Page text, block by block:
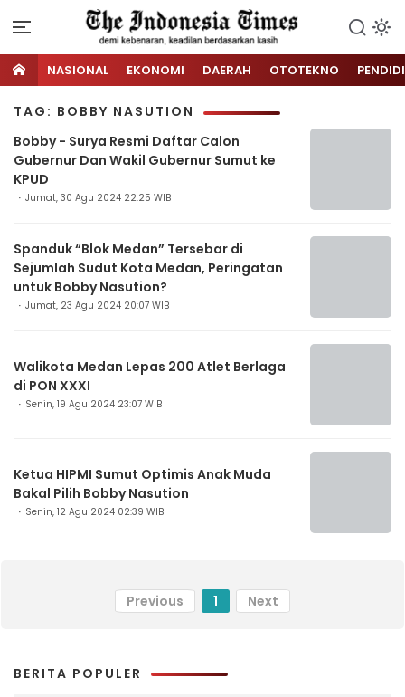
NASIONAL EKONOMI DAERAH OTOTEKNO
TAG: BOBBY NASUTION
Bobby - Surya Resmi Daftar Calon
Gubernur Dan Wakil Gubernur Sumut ke
KPUD
Jumat, 30 Agu 2024 22:25 WIB
Spanduk “Blok Medan” Tersebar di
Sejumlah Sudut Kota Medan, Peringatan
untuk Bobby Nasution?
Jumat, 23 Agu 2024 20:07 WIB
Walikota Medan Lepas 200 Atlet Berlaga
di PON XXXI
Senin, 19 Agu 2024 23:07 WIB
Ketua HIPMI Sumut Optimis Anak Muda
Bakal Pilih Bobby Nasution
Senin, 12 Agu 2024 02:39 WIB
Previous 1 Next
BERITA POPULER